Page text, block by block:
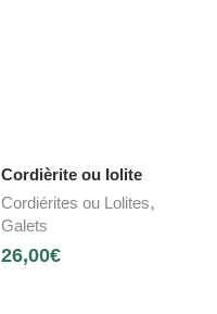
Cordièrite ou Iolite
Cordiérites ou Lolites,
Galets
26,00€